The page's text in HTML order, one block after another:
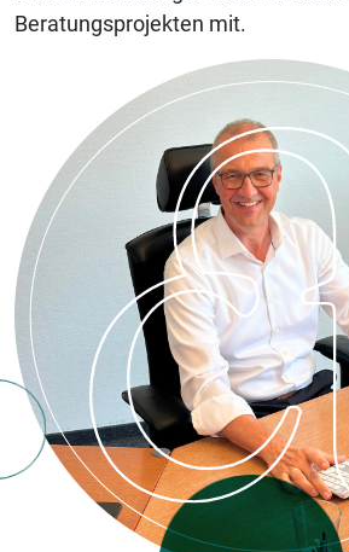
Beratungsprojekten mit.